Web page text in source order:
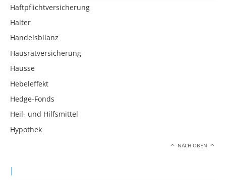
Haftpflichtversicherung
Halter
Handelsbilanz
Hausratversicherung
Hausse
Hebeleffekt
Hedge-Fonds
Heil- und Hilfsmittel
Hypothek
NACH OBEN
I